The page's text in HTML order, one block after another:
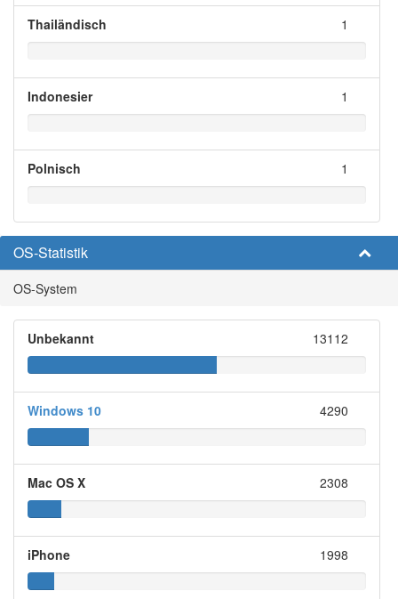
Thailändisch 1
Indonesier 1
Polnisch 1
OS-Statistik
OS-System
Unbekannt 13112
Windows 10 4290
Mac OS X 2308
iPhone 1998